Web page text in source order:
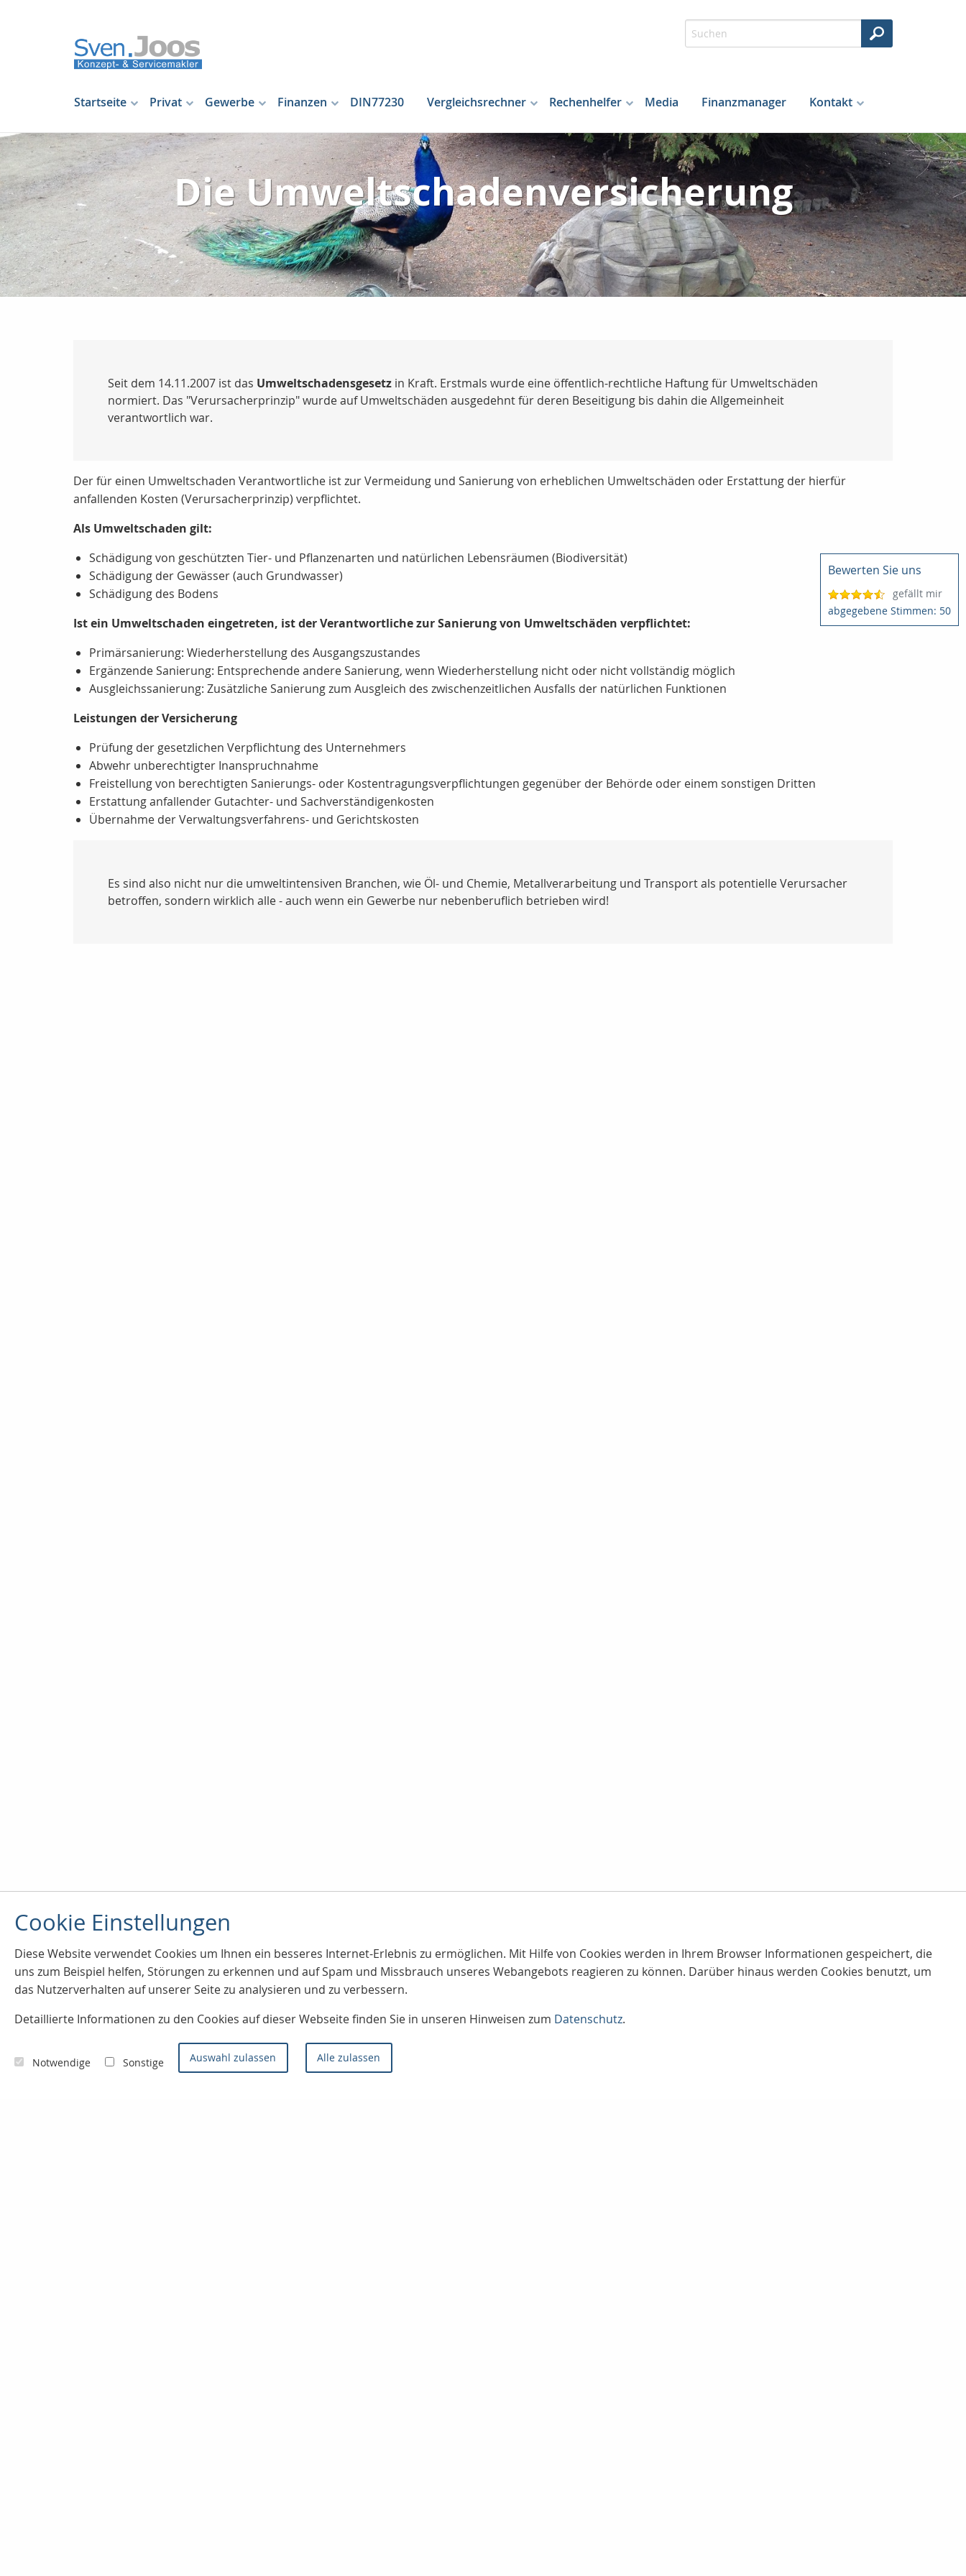
Startseite Privat Gewerbe Finanzen DIN77230 Vergleichsrechner Rechenhelfer Media Finanzmanager Kontakt
Die Umweltschadenversicherung
Seit dem 14.11.2007 ist das Umweltschadensgesetz in Kraft. Erstmals wurde eine öffentlich-rechtliche Haftung für Umweltschäden
normiert. Das "Verursacherprinzip" wurde auf Umweltschäden ausgedehnt für deren Beseitigung bis dahin die Allgemeinheit
verantwortlich war.
Der für einen Umweltschaden Verantwortliche ist zur Vermeidung und Sanierung von erheblichen Umweltschäden oder Erstattung der hierfür
anfallenden Kosten (Verursacherprinzip) verpflichtet.
Als Umweltschaden gilt:
Schädigung von geschützten Tier- und Pflanzenarten und natürlichen Lebensräumen (Biodiversität)
Schädigung der Gewässer (auch Grundwasser)
Schädigung des Bodens
Ist ein Umweltschaden eingetreten, ist der Verantwortliche zur Sanierung von Umweltschäden verpflichtet:
Primärsanierung: Wiederherstellung des Ausgangszustandes
Ergänzende Sanierung: Entsprechende andere Sanierung, wenn Wiederherstellung nicht oder nicht vollständig möglich
Ausgleichssanierung: Zusätzliche Sanierung zum Ausgleich des zwischenzeitlichen Ausfalls der natürlichen Funktionen
Leistungen der Versicherung
Prüfung der gesetzlichen Verpflichtung des Unternehmers
Abwehr unberechtigter Inanspruchnahme
Freistellung von berechtigten Sanierungs- oder Kostentragungsverpflichtungen gegenüber der Behörde oder einem sonstigen Dritten
Erstattung anfallender Gutachter- und Sachverständigenkosten
Übernahme der Verwaltungsverfahrens- und Gerichtskosten
Es sind also nicht nur die umweltintensiven Branchen, wie Öl- und Chemie, Metallverarbeitung und Transport als potentielle Verursacher
betroffen, sondern wirklich alle - auch wenn ein Gewerbe nur nebenberuflich betrieben wird!
Bewerten Sie uns
gefällt mir
50
Cookie Einstellungen
Diese Website verwendet Cookies um Ihnen ein besseres Internet-Erlebnis zu ermöglichen. Mit Hilfe von Cookies werden in Ihrem Browser Informationen gespeichert, die
uns zum Beispiel helfen, Störungen zu erkennen und auf Spam und Missbrauch unseres Webangebots reagieren zu können. Darüber hinaus werden Cookies benutzt, um
das Nutzerverhalten auf unserer Seite zu analysieren und zu verbessern.
Detaillierte Informationen zu den Cookies auf dieser Webseite finden Sie in unseren Hinweisen zum Datenschutz.
Notwendige Sonstige Auswahl zulassen Alle zulassen